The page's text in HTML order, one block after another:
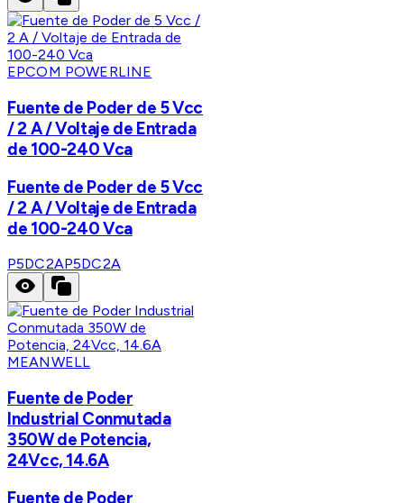
EPCOM POWERLINE
Fuente de Poder de 5 Vcc
/ 2 A / Voltaje de Entrada
de 100-240 Vca
Fuente de Poder de 5 Vcc
/ 2 A / Voltaje de Entrada
de 100-240 Vca
P5DC2AP5DC2A
MEANWELL
Fuente de Poder
Industrial Conmutada
350W de Potencia,
24Vcc, 14.6A
Fuente de Poder